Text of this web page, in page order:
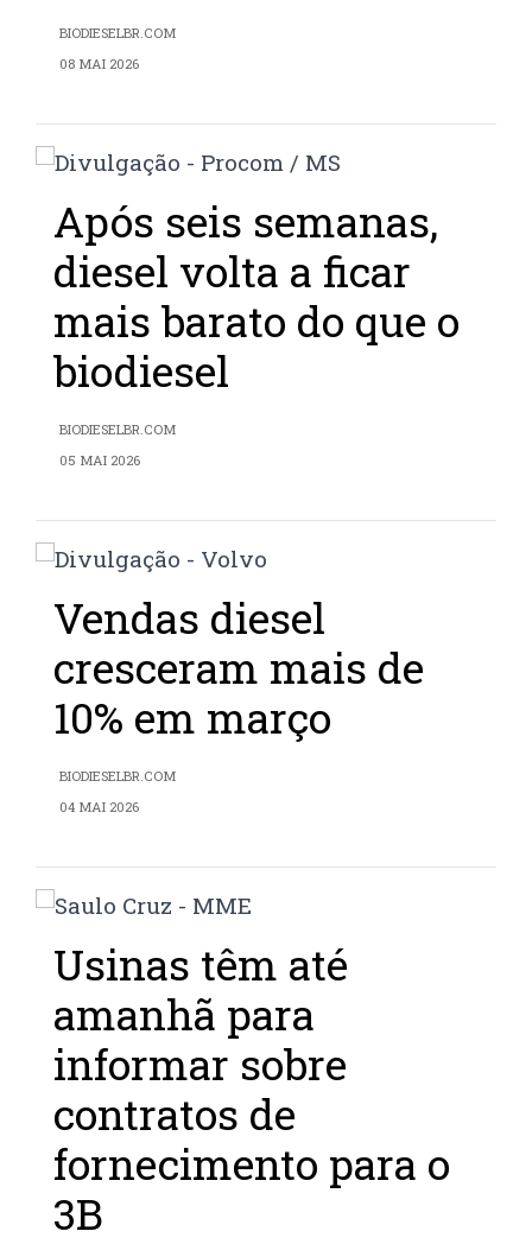
BIODIESELBR.COM
08 MAI 2026
Após seis semanas,
diesel volta a ficar
mais barato do que o
biodiesel
BIODIESELBR.COM
05 MAI 2026
Vendas diesel
cresceram mais de
10% em março
BIODIESELBR.COM
04 MAI 2026
Usinas têm até
amanhã para
informar sobre
contratos de
fornecimento para o
3B